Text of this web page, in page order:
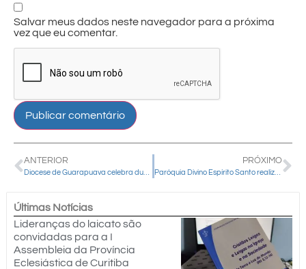
Salvar meus dados neste navegador para a próxima
vez que eu comentar.
ANTERIOR
Diocese de Guarapuava celebra duas posses de párocos nesta semana
PRÓXIMO
Paróquia Divino Espírito Santo realiza 1º Congresso para Famílias e reúne mais de 5 mil pessoas em Pinhão
Últimas Notícias
Lideranças do laicato são
convidadas para a I
Assembleia da Província
Eclesiástica de Curitiba